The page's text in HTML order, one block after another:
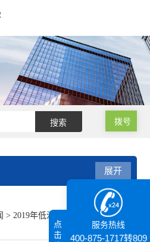
拨号
展开
> 2019年低温光谱新进展技术
服务热线
400-875-1717转809
点
击